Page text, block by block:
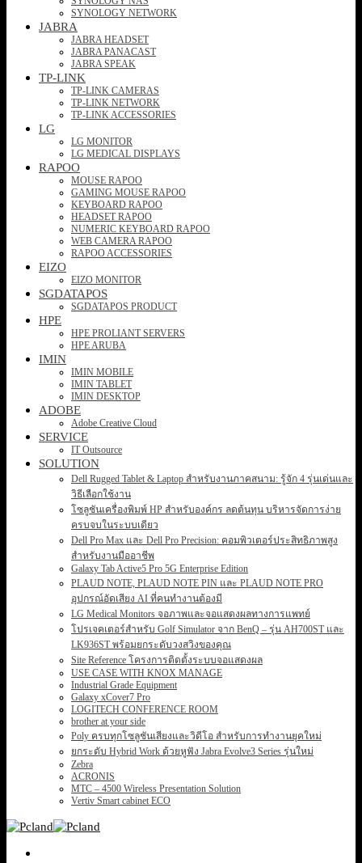
SYNOLOGY NETWORK
JABRA
JABRA HEADSET
JABRA PANACAST
JABRA SPEAK
TP-LINK
TP-LINK CAMERAS
TP-LINK NETWORK
TP-LINK ACCESSORIES
LG
LG MONITOR
LG MEDICAL DISPLAYS
RAPOO
MOUSE RAPOO
GAMING MOUSE RAPOO
KEYBOARD RAPOO
HEADSET RAPOO
NUMERIC KEYBOARD RAPOO
WEB CAMERA RAPOO
RAPOO ACCESSORIES
EIZO
EIZO MONITOR
SGDATAPOS
SGDATAPOS PRODUCT
HPE
HPE PROLIANT SERVERS
HPE ARUBA
IMIN
IMIN MOBILE
IMIN TABLET
IMIN DESKTOP
ADOBE
Adobe Creative Cloud
SERVICE
IT Outsource
SOLUTION
Dell Rugged Tablet & Laptop สำหรับงานภาคสนาม: รู้จัก 4 รุ่นเด่นและ
วิธีเลือกใช้งาน
โซลูชันเครื่องพิมพ์ HP สำหรับองค์กร ลดต้นทุน บริหารจัดการง่าย
ครบจบในระบบเดียว
Dell Pro Max และ Dell Pro Precision: คอมพิวเตอร์ประสิทธิภาพสูง
สำหรับงานมืออาชีพ
Galaxy Tab Active5 Pro 5G Enterprise Edition
PLAUD NOTE, PLAUD NOTE PIN และ PLAUD NOTE PRO
อุปกรณ์อัดเสียง AI ที่คนทำงานต้องมี
LG Medical Monitors จอภาพและจอแสดงผลทางการแพทย์
โปรเจคเตอร์สำหรับ Golf Simulator จาก BenQ – รุ่น AH700ST และ
LK936ST พร้อมยกระดับวงสวิงของคุณ
Site Reference โครงการติดตั้งระบบจอแสดงผล
USE CASE WITH KNOX MANAGE
Industrial Grade Equipment
Galaxy xCover7 Pro
LOGITECH CONFERENCE ROOM
brother at your side
Poly ครบทุกโซลูชันเสียงและวิดีโอ สำหรับการทำงานยุคใหม่
ยกระดับ Hybrid Work ด้วยหูฟัง Jabra Evolve3 Series รุ่นใหม่
Zebra
ACRONIS
MTC – 4500 Wireless Presentation Solution
Vertiv Smart cabinet ECO